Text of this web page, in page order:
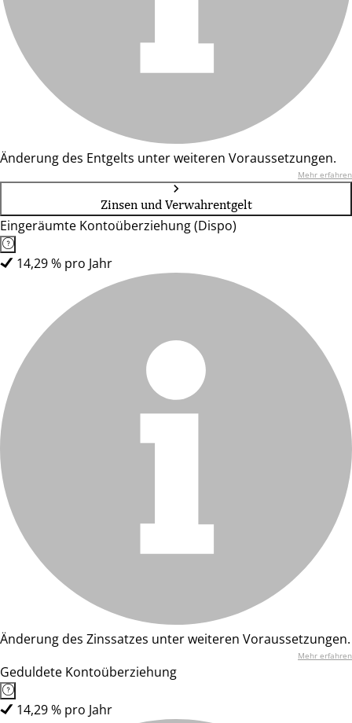
Änderung des Entgelts unter weiteren Voraussetzungen.
Mehr erfahren
Zinsen und Verwahrentgelt
Eingeräumte Kontoüberziehung (Dispo)
14,29 % pro Jahr
Änderung des Zinssatzes unter weiteren Voraussetzungen.
Mehr erfahren
Geduldete Kontoüberziehung
14,29 % pro Jahr